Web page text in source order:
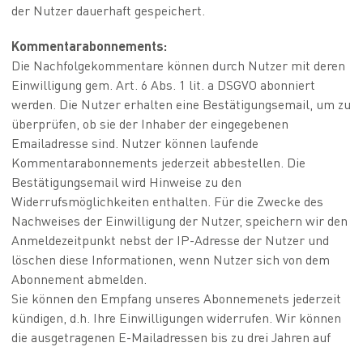
der Nutzer dauerhaft gespeichert.
Kommentarabonnements:
Die Nachfolgekommentare können durch Nutzer mit deren
Einwilligung gem. Art. 6 Abs. 1 lit. a DSGVO abonniert
werden. Die Nutzer erhalten eine Bestätigungsemail, um zu
überprüfen, ob sie der Inhaber der eingegebenen
Emailadresse sind. Nutzer können laufende
Kommentarabonnements jederzeit abbestellen. Die
Bestätigungsemail wird Hinweise zu den
Widerrufsmöglichkeiten enthalten. Für die Zwecke des
Nachweises der Einwilligung der Nutzer, speichern wir den
Anmeldezeitpunkt nebst der IP-Adresse der Nutzer und
löschen diese Informationen, wenn Nutzer sich von dem
Abonnement abmelden.
Sie können den Empfang unseres Abonnemenets jederzeit
kündigen, d.h. Ihre Einwilligungen widerrufen. Wir können
die ausgetragenen E-Mailadressen bis zu drei Jahren auf